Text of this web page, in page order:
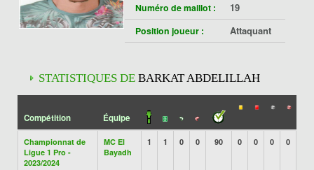
Numéro de maillot : 19
Position joueur : Attaquant
STATISTIQUES DE BARKAT ABDELILLAH
Compétition Équipe
Championnat de
Ligue 1 Pro -
2023/2024
MC El
Bayadh
1 1 0 0 90 0 0 0 0